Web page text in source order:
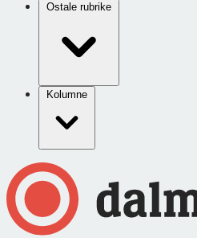
Ostale rubrike
Kolumne